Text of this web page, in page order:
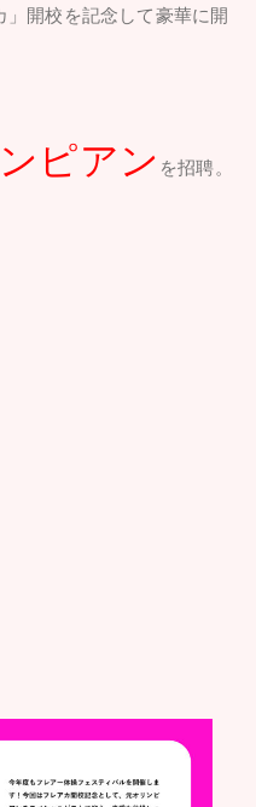
開校を記念して豪華に開
ピアン を招聘。